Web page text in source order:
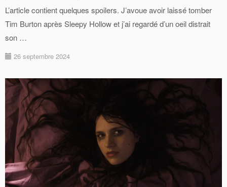
L’article contient quelques spoilers. J’avoue avoir laissé tomber
Tim Burton après Sleepy Hollow et j’ai regardé d’un oeil distrait
son …
26 septembre 2024